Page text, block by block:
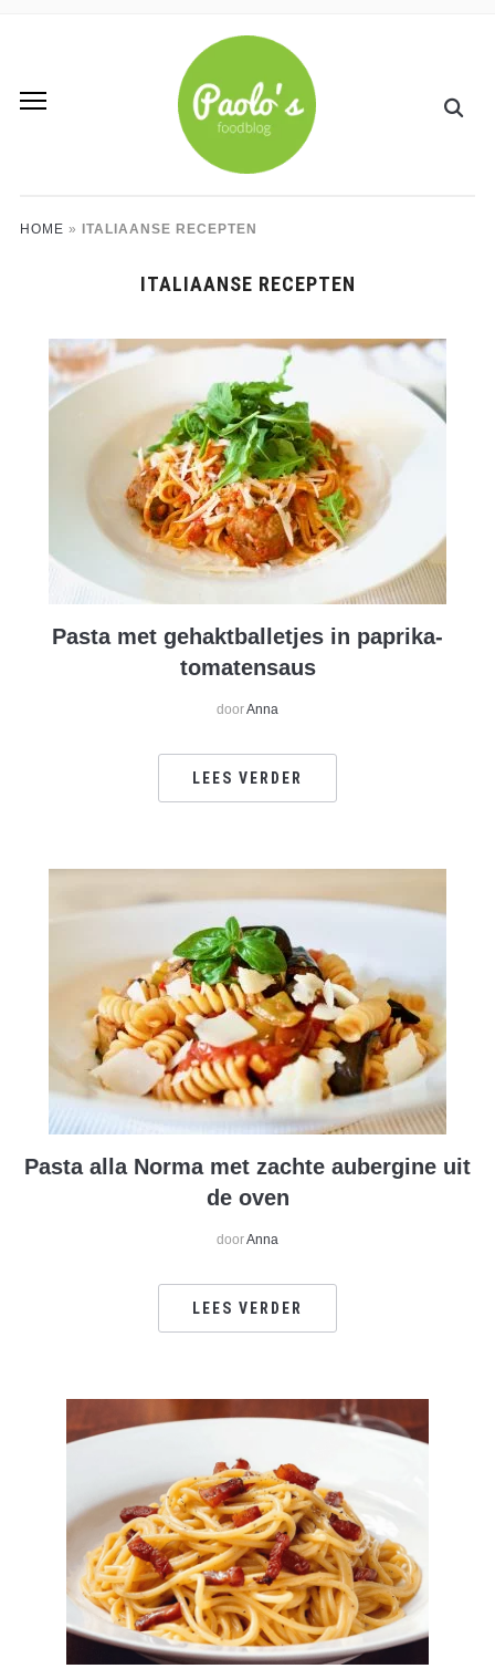
HOME » ITALIAANSE RECEPTEN
ITALIAANSE RECEPTEN
Pasta met gehaktballetjes in paprika-
tomatensaus
doorAnna
LEES VERDER
Pasta alla Norma met zachte aubergine uit
de oven
doorAnna
LEES VERDER